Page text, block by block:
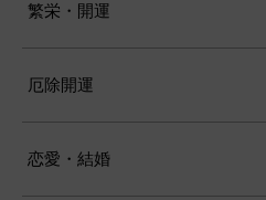
繁栄・開運
厄除開運
恋愛・結婚